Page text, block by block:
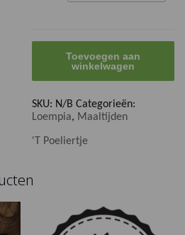
Toevoegen aan
winkelwagen
SKU: N/B Categorieën:
Loempia, Maaltijden
'T Poeliertje